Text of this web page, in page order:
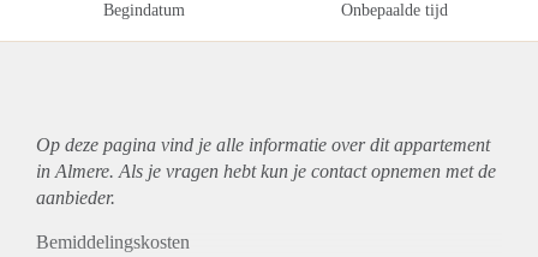
Begindatum Onbepaalde tijd
Op deze pagina vind je alle informatie over ditappartement
in Almere. Als je vragen hebt kun je contact opnemen met de
aanbieder.
Bemiddelingskosten